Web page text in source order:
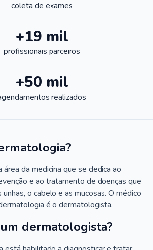
coleta de exames
+19 mil
profissionais parceiros
+50 mil
realizados
área da medicina que se dedica ao
e ao tratamento de doenças que
o cabelo e as mucosas. O médico
é o dermatologista.
dermatologista?